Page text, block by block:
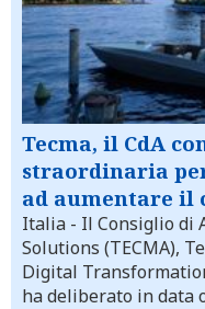
Tecma, il CdA
straordinaria
ad aumentare il
Italia - Il Consiglio di
Solutions (TECMA),
Digital
ha deliberato in data